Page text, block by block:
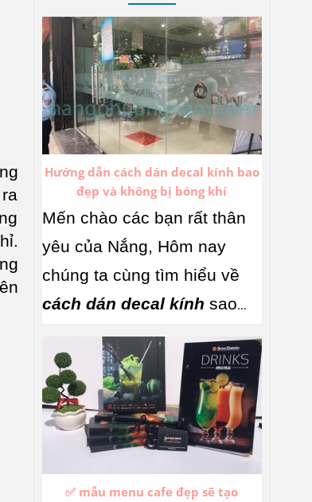
Hướng dẫn cách dán decal kính bao
đẹp và không bị bóng khí
Mến chào các bạn rất thân
yêu của Nắng, Hôm nay
chúng ta cùng tìm hiểu về
cách dán decal kính sao
cho vừa đẹp, vừa nhanh, lại
không bị bong bóng, nhăn,
lệch …Nếu xem xong mà
bạn chưa làm được thì gọi
Nắng qua chỉ nha, đầu tiên
bạn xem clip bên dưới và
✅ mẫu menu cafe đẹp sẽ tạo